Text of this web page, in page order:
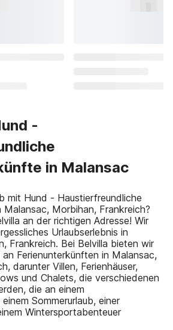
-
in Malansac
mit Hund - Haustierfreundliche
Malansac, Morbihan, Frankreich?
an der richtigen Adresse! Wir
Urlaubserlebnis in
Frankreich. Bei Belvilla bieten wir
Ferienunterkünften in Malansac,
darunter Villen, Ferienhäuser,
und Chalets, die verschiedenen
die an einem
Sommerurlaub, einer
Wintersportabenteuer